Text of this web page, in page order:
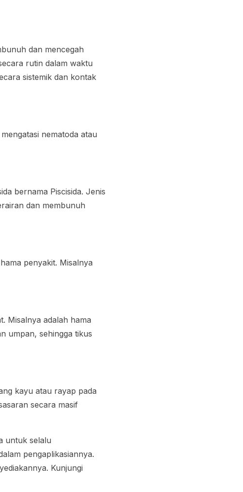
dan mencegah
rutin dalam waktu
sistemik dan kontak
nematoda atau
bernama Piscisida. Jenis
dan membunuh
penyakit. Misalnya
Misalnya adalah hama
umpan, sehingga tikus
kayu atau rayap pada
secara masif
untuk selalu
pengaplikasiannya.
Kunjungi